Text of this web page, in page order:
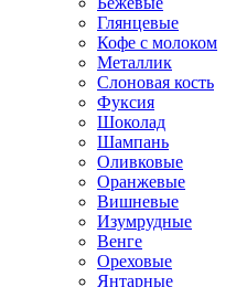
Глянцевые
Кофе с молоком
Металлик
Слоновая кость
Фуксия
Шоколад
Шампань
Оливковые
Оранжевые
Вишневые
Изумрудные
Венге
Ореховые
Янтарные